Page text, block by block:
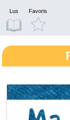
Lus Favoris